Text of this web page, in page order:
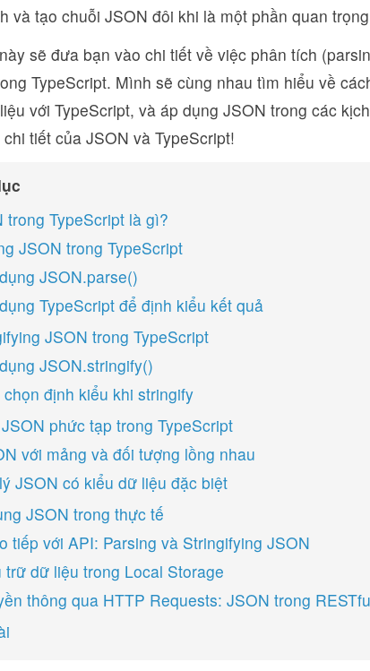
và tạo chuỗi JSON đôi khi là một phần quan
sẽ đưa bạn vào chi tiết về việc phân tích
TypeScript. Mình sẽ cùng nhau tìm hiểu về
với TypeScript, và áp dụng JSON trong các
tiết của JSON và TypeScript!
trong TypeScript là gì?
JSON trong TypeScript
JSON.parse()
TypeScript để định kiểu kết quả
JSON trong TypeScript
JSON.stringify()
chọn định kiểu khi stringify
phức tạp trong TypeScript
với mảng và đối tượng lồng nhau
JSON có kiểu dữ liệu đặc biệt
JSON trong thực tế
tiếp với API: Parsing và Stringifying JSON
trữ dữ liệu trong Local Storage
thông qua HTTP Requests: JSON trong